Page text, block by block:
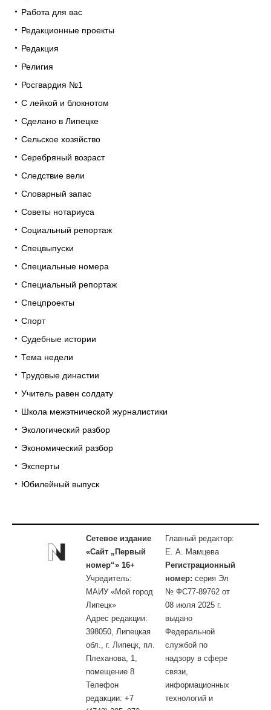
Работа для вас
Редакционные проекты
Редакция
Религия
Росгвардия №1
С лейкой и блокнотом
Сделано в Липецке
Сельское хозяйство
Серебряный возраст
Следствие вели
Словарный запас
Советы нотариуса
Социальный репортаж
Спецвыпуски
Специальные номера
Специальный репортаж
Спецпроекты
Спорт
Судебные истории
Тема недели
Трудовые династии
Учитель равен солдату
Школа межэтнической журналистики
Экологический разбор
Экономический разбор
Эксперты
Юбилейный выпуск
Сетевое издание
«Сайт „Первый
номер“» 16+
Учредитель:
МАИУ «Мой город
Липецк»
Адрес редакции:
398050, Липецкая
обл., г. Липецк, пл.
Плеханова, 1,
помещение 8
Телефон
редакции: +7
Главный редактор:
Е. А. Мамцева
Регистрационный
номер: серия Эл
№ ФС77-89762 от
08 июля 2025 г.
выдано
Федеральной
службой по
надзору в сфере
связи,
информационных
технологий и